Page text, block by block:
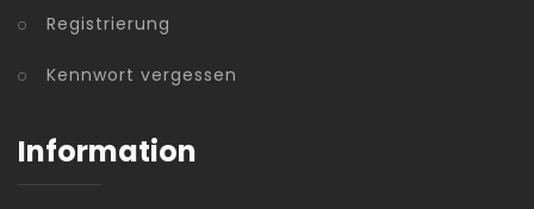
Registrierung
Kennwort vergessen
Information